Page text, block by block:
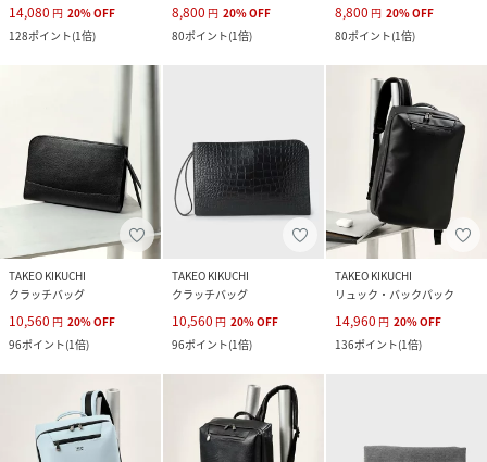
14,080 円 20%OFF
128ポイント(1倍)
8,800 円 20%OFF
80ポイント(1倍)
8,800 円 20%OFF
80ポイント(1倍)
TAKEO KIKUCHI
クラッチバッグ
10,560 円 20%OFF
96ポイント(1倍)
TAKEO KIKUCHI
クラッチバッグ
10,560 円 20%OFF
96ポイント(1倍)
TAKEO KIKUCHI
リュック・バックパック
14,960 円 20%OFF
136ポイント(1倍)